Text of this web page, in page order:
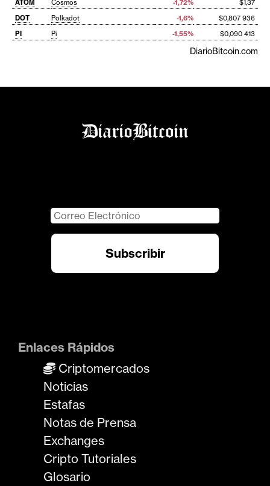
ATOM Cosmos -1,72%
$1,37
DOT
Polkadot -1,6%
$0,807 936
PI
Pi -1,55% $0,090 413
DiarioBitcoin.com
Enlaces Rápidos
Criptomercados
Noticias
Estafas
Notas de Prensa
Exchanges
Cripto Tutoriales
Glosario